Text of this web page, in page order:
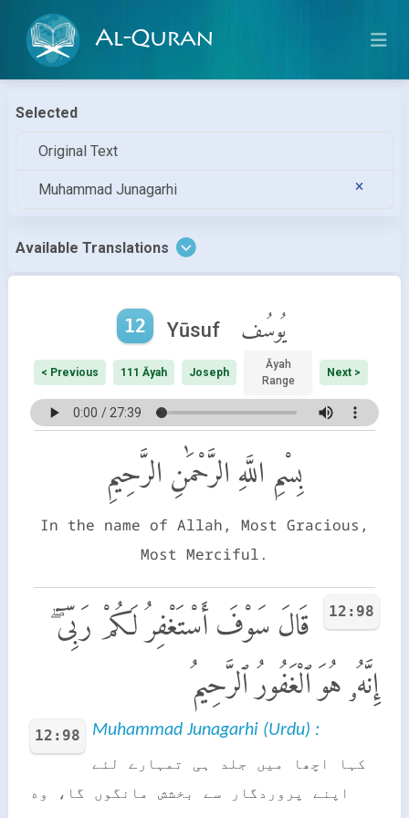
Al-Quran
Selected
Original Text
Muhammad Junagarhi
Available Translations
12 Yūsuf يُوسُف
< Previous 111 Āyah Joseph
Āyah
Range
Next >
بِسْمِ اللَّهِ الرَّحْمَٰنِ الرَّحِيمِ
In the name of Allah, Most Gracious,
Most Merciful.
12:98
قَالَ سَوْفَ أَسْتَغْفِرُ لَكُمْ رَبِّىٓ ۖ
إِنَّهُۥ هُوَ ٱلْغَفُورُ ٱلرَّحِيمُ
12:98 Muhammad Junagarhi (Urdu) :
کہا اچھا میں جلد ہی تمہارے لئے
اپنے پروردگار سے بخشش مانگوں گا، وه